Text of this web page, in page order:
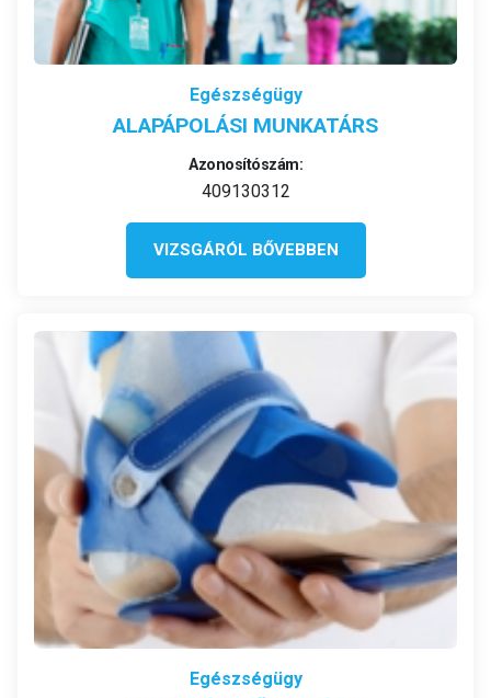
Egészségügy
ALAPÁPOLÁSI MUNKATÁRS
Azonosítószám:
409130312
VIZSGÁRÓL BŐVEBBEN
Egészségügy